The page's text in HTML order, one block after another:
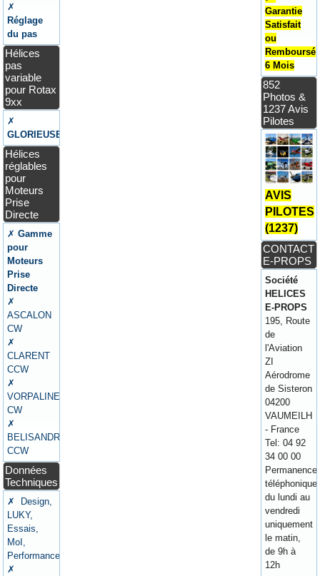
✗
Réglage
du pas
Hélices
pas
variable
pour Rotax
9xx
✗
GLORIEUSE
Hélices
réglables
pour
Moteurs
Prise
Directe
✗Gamme
pour
Moteurs
Prise
Directe
✗
ASCALON
CW
✗
CLARENT
CCW
✗
VORPALINE
CW
✗
BELISANDRE
CCW
Données
Techniques
✗ Design,
LUKY,
Essais,
MoI,
Performances
✗
Garantie
Satisfait
ou
Remboursé
6 Mois
852
Photos &
1237 Avis
Pilotes
AVIS
PILOTES
(1237)
CONTACT
E-PROPS
Société
HELICES
E-PROPS
195, Route
de
l'Aviation
ZI
Aérodrome
de Sisteron
04200
VAUMEILH
- France
Tel: 04 92
34 00 00
Permanence
téléphonique
du lundi au
vendredi
uniquement
le matin,
de 9h à
12h